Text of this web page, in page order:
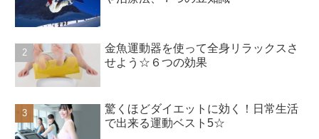
金魚運動器を使って全身リラックスさ
せよう☆６つの効果
驚くほどダイエットに効く！日常生活
で出来る運動ベスト5☆